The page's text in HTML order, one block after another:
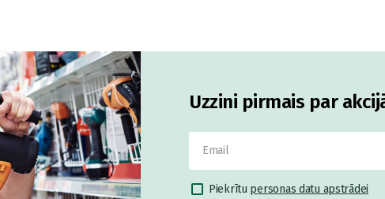
Uzzini pirmais par
Piekrītu personas datu apstrādei